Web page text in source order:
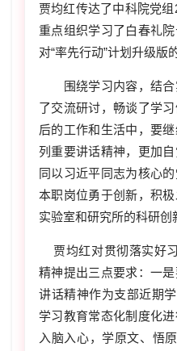
贾均红传达了中科院党组
重点组织学习了白春礼
对“率先行动”计划升级版
围绕学习内容，结
了交流研讨，畅谈了学
后的工作和生活中，要
列重要讲话精神，更加
同以习近平同志为核心
本职岗位勇于创新，积
实验室和研究所的科研创
贾均红对贯彻落实好
精神提出三点要求：一
讲话精神作为支部近期
学习教育常态化制度化
入脑入心，学原文、悟